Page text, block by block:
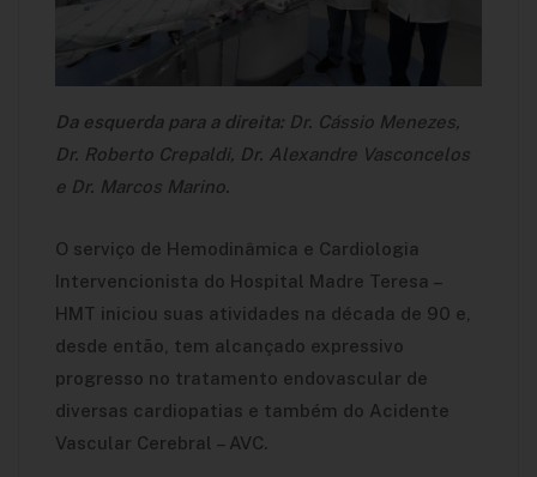
Da esquerda para a direita: Dr. Cássio Menezes,
Dr. Roberto Crepaldi, Dr. Alexandre Vasconcelos
e Dr. Marcos Marino.
O serviço de Hemodinâmica e Cardiologia
Intervencionista do Hospital Madre Teresa –
HMT iniciou suas atividades na década de 90 e,
desde então, tem alcançado expressivo
progresso no tratamento endovascular de
diversas cardiopatias e também do Acidente
Vascular Cerebral – AVC.